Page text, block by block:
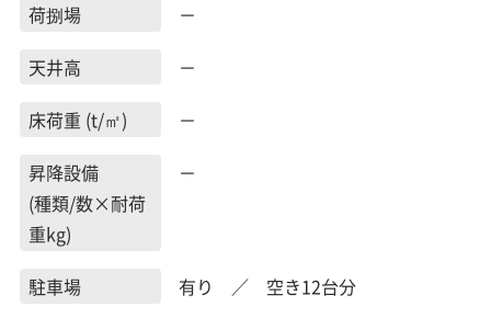
荷捌場
－
天井高
－
床荷重 (t/㎡)
－
昇降設備
(種類/数×耐荷
重kg)
－
駐車場 有り ／ 空き12台分